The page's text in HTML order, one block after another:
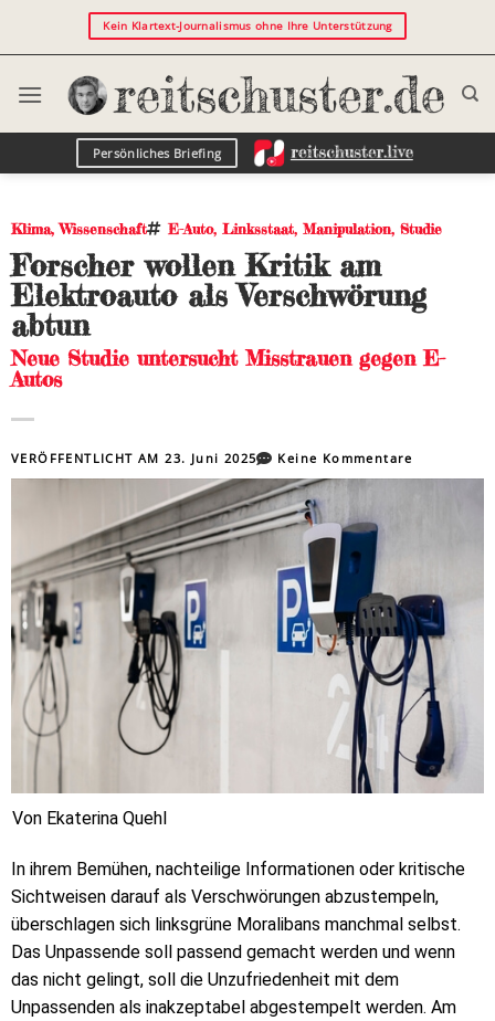
Kein Klartext-Journalismus ohne Ihre Unterstützung
Persönliches Briefing
Klima,Wissenschaft E-Auto, Linksstaat, Manipulation, Studie
Forscher wollen Kritik am
Elektroauto als Verschwörung
abtun
Neue Studie untersucht Misstrauen gegen E-
Autos
VERÖFFENTLICHT AM23. Juni 2025 Keine Kommentare
Von Ekaterina Quehl
In ihrem Bemühen, nachteilige Informationen oder kritische
Sichtweisen darauf als Verschwörungen abzustempeln,
überschlagen sich linksgrüne Moralibans manchmal selbst.
Das Unpassende soll passend gemacht werden und wenn
das nicht gelingt, soll die Unzufriedenheit mit dem
Unpassenden als inakzeptabel abgestempelt werden. Am